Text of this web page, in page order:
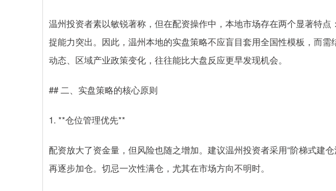
温州投资者素以敏锐著称，但在配资操作中，本地市场存在两个显著特
捉能力突出。因此，温州本地的实盘策略不应盲目套用全国性模板，而
动态、区域产业政策变化，往往能比大盘反应更早发现机会。
## 二、实盘策略的核心原则
1. **仓位管理优先**
配资放大了资金量，但风险也随之增加。建议温州投资者采用“阶梯式建
再逐步加仓。切忌一次性满仓，尤其在市场方向不明时。